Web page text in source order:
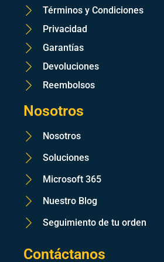
Términos y Condiciones
Privacidad
Garantías
Devoluciones
Reembolsos
Nosotros
Nosotros
Soluciones
Microsoft 365
Nuestro Blog
Seguimiento de tu orden
Contáctanos